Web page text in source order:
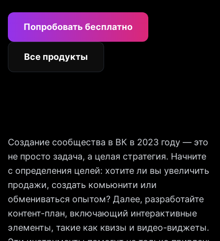
Попробовать бесплатно
Все продукты
Создание сообщества в ВК в 2023 году — это
не просто задача, а целая стратегия. Начните
с определения целей: хотите ли вы увеличить
продажи, создать комьюнити или
обмениваться опытом? Далее, разработайте
контент-план, включающий интерактивные
элементы, такие как квизы и видео-виджеты.